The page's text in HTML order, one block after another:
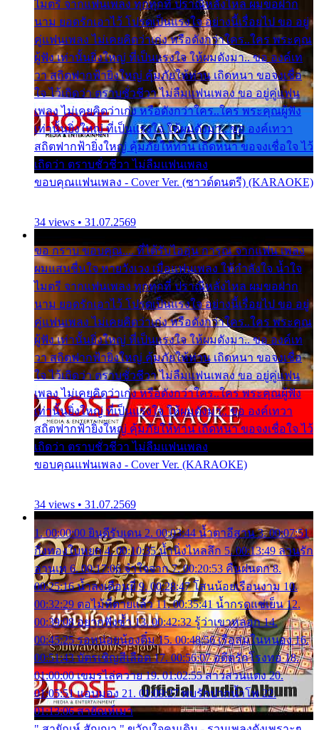
ไมตรี จากแฟนเพลง ทุกทุกที่ ปราณีหลั่งไหล ผมขอฝาก
นาม ยอดรักเอาไว้ โปรดเป็นแรงใจ อย่างนี้เรื่อยไป ขอ อยู่
คู่แฟนเพลง ไม่เคยคิดว่าเก่ง หรือดังกว่าใคร..ใคร พระคุณ
ผู้ฟัง เท่านั้นยิ่งใหญ่ ที่เป็นแรงใจ ให้ผมดังมา.. ขอ องค์เท
วา สถิตฟากฟ้ายิ่งใหญ่ คุ้มภัยให้ท่าน เถิดหนา ขอจงเชื่อ
ใจ ไว้เถิดว่า ตราบชั่วชีวา ไม่ลืมแฟนเพลง ขอ อยู่คู่แฟน
เพลง ไม่เคยคิดว่าเก่ง หรือดังกว่าใคร..ใคร พระคุณผู้ฟัง
เท่านั้นยิ่งใหญ่ ที่เป็นแรงใจ ให้ผมดังมา.. ขอ องค์เทวา
สถิตฟากฟ้ายิ่งใหญ่ คุ้มภัยให้ท่าน เถิดหนา ขอจงเชื่อใจ ไว้
เถิดว่า ตราบชั่วชีวา ไม่ลืมแฟนเพลง
ขอบคุณแฟนเพลง - Cover Ver. (ซาวด์ดนตรี) (KARAOKE)
34 views • 31.07.2569
ขอ กราบ ขอบคุณ.... ที่ได้รับไออุ่น การุณ จากแฟน เพลง
ผมแสนชื่นใจ หายวังเวง เมื่อแฟนเพลง ให้กำลังใจ น้ำใจ
ไมตรี จากแฟนเพลง ทุกทุกที่ ปราณีหลั่งไหล ผมขอฝาก
นาม ยอดรักเอาไว้ โปรดเป็นแรงใจ อย่างนี้เรื่อยไป ขอ อยู่
คู่แฟนเพลง ไม่เคยคิดว่าเก่ง หรือดังกว่าใคร..ใคร พระคุณ
ผู้ฟัง เท่านั้นยิ่งใหญ่ ที่เป็นแรงใจ ให้ผมดังมา.. ขอ องค์เท
วา สถิตฟากฟ้ายิ่งใหญ่ คุ้มภัยให้ท่าน เถิดหนา ขอจงเชื่อ
ใจ ไว้เถิดว่า ตราบชั่วชีวา ไม่ลืมแฟนเพลง ขอ อยู่คู่แฟน
เพลง ไม่เคยคิดว่าเก่ง หรือดังกว่าใคร..ใคร พระคุณผู้ฟัง
เท่านั้นยิ่งใหญ่ ที่เป็นแรงใจ ให้ผมดังมา.. ขอ องค์เทวา
สถิตฟากฟ้ายิ่งใหญ่ คุ้มภัยให้ท่าน เถิดหนา ขอจงเชื่อใจ ไว้
เถิดว่า ตราบชั่วชีวา ไม่ลืมแฟนเพลง
ขอบคุณแฟนเพลง - Cover Ver. (KARAOKE)
34 views • 31.07.2569
1. 00:00:00 ยินดีรับเดน 2. 00:03:44 น้ำตาอีสาน 3. 00:07:51
กิ่งทองใบหยก 4. 00:10:35 น้ำนิ่งไหลลึก 5. 00:13:49 ลานรัก
ลานเท 6. 00:17:06 จำใจจาก 7. 00:20:53 คืนฝนตก 8.
00:25:16 น้ำลงเดือนยี่ 9. 00:28:47 โสนน้อยเรือนงาม 10.
00:32:29 ตอไม้ที่ตายแล้ว 11. 00:35:41 น้ำกรดแช่เย็น 12.
00:39:08 อยากฟังซ้ำ 13. 00:42:32 รู้ว่าเขาหลอก 14.
00:45:25 รอหน่อยน้องติ๋ม 15. 00:48:56 เรือล่มในหนอง 16.
00:51:43 บัตรเชิญสีเลือด 17. 00:56:07 อดีตรักโรงทอ 18.
01:00:00 เขมรไล่ควาย 19. 01:02:55 สาวสวนแตง 20.
01:05:51 แอบมอง 21. 01:09:27 พบรักปากน้ำโพ 22.
01:13:06 สายัณห์เมา